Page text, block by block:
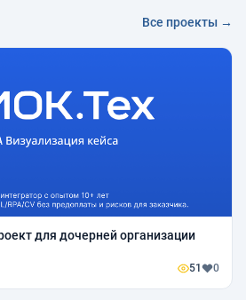
Все проекты →
для дочерней организации
51 0